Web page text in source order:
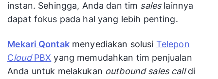
instan. Sehingga, Anda dan tim sales lainnya
dapat fokus pada hal yang lebih penting.
Mekari Qontakmenyediakan solusi Telepon
CloudPBX yang memudahkan tim penjualan
Anda untuk melakukan outbound sales calldi